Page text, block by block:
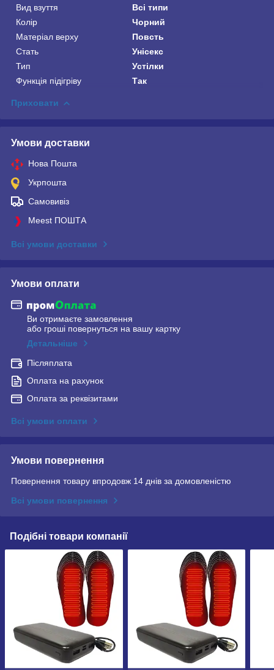
Вид взуття
Всі типи
Колір
Чорний
Матеріал верху
Повсть
Стать
Унісекс
Тип
Устілки
Функція підігріву
Так
Приховати
Умови доставки
Нова Пошта
Укрпошта
Самовивіз
Meest ПОШТА
Всі умови доставки
Умови оплати
Ви отримаєте замовлення
або гроші повернуться на вашу картку
Детальніше
Післяплата
Оплата на рахунок
Оплата за реквізитами
Всі умови оплати
Умови повернення
Повернення товару впродовж 14 днів за домовленістю
Всі умови повернення
Подібні товари компанії